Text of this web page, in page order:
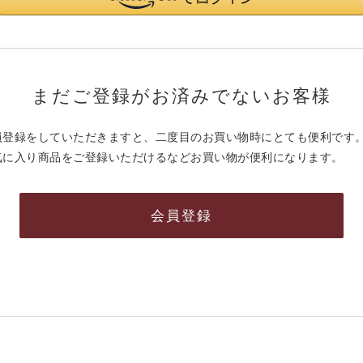
まだご登録がお済みでないお客様
登録をしていただきますと、二度目のお買い物時にとても便利です
入り商品をご登録いただけるなどお買い物が便利になります。
会員登録